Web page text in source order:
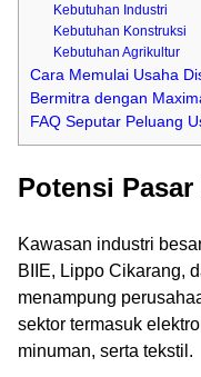
Kebutuhan Industri
Kebutuhan Konstruksi
Kebutuhan Agrikultur
Cara Memulai Usaha
Bermitra dengan
FAQ Seputar Peluang
Potensi
Kawasan industri
BIIE, Lippo Cikarang,
menampung
sektor termasuk
minuman, serta tekstil.